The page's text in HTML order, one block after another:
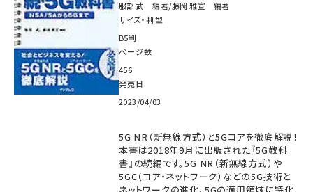
服部 武 編著/藤岡 雅宣 編著
サイズ・判型
B5判
ページ数
456
発売日
2023/04/03
5G NR（新無線方式）と5Gコアを徹底解説！
本書は2018年9月に出版された『5G教科
書』の続編です。5G NR（新無線方式）や
5GC（コア・ネットワーク）などの5G技術と